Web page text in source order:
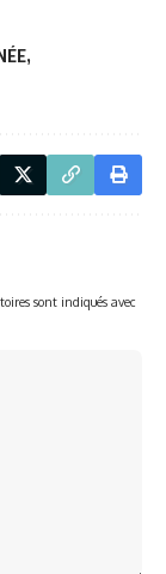
sont indiqués avec